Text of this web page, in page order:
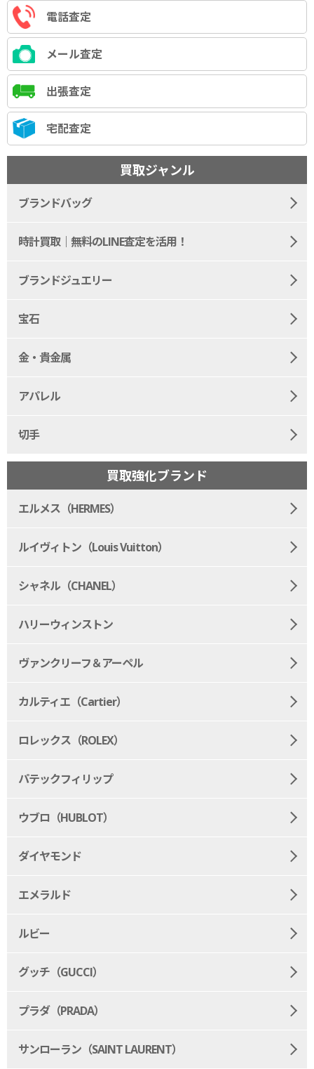
電話査定
メール査定
出張査定
宅配査定
買取ジャンル
ブランドバッグ
時計買取｜無料のLINE査定を活用！
ブランドジュエリー
宝石
金・貴金属
アパレル
切手
買取強化ブランド
エルメス（HERMES）
ルイヴィトン（Louis Vuitton）
シャネル（CHANEL）
ハリーウィンストン
ヴァンクリーフ＆アーペル
カルティエ（Cartier）
ロレックス（ROLEX）
パテックフィリップ
ウブロ（HUBLOT）
ダイヤモンド
エメラルド
ルビー
グッチ（GUCCI）
プラダ（PRADA）
サンローラン（SAINT LAURENT）